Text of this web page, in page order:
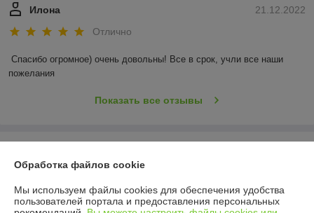
21.12.2022
Илона
Отлично
Спасибо огромное) очень довольны! Все в срок, учли все наши
пожелания
Показать все отзывы
Обработка файлов cookie
Мы используем файлы cookies для обеспечения удобства
пользователей портала и предоставления персональных